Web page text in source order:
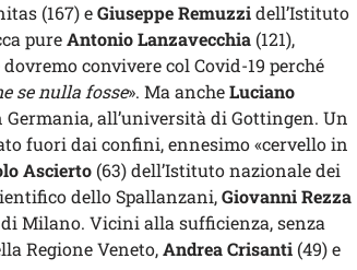
(167) eGiuseppe Remuzzidell’Istituto
pureAntonio Lanzavecchia (121),
convivere col Covid-19 perché
se nulla fosse». Ma ancheLuciano
Germania, all’università di Gottingen. Un
fuori dai confini, ennesimo «cervello in
Ascierto (63) dell’Istituto nazionale dei
dello Spallanzani,Giovanni Rezza
di Milano. Vicini alla sufficienza, senza
Regione Veneto,Andrea Crisanti (49) e